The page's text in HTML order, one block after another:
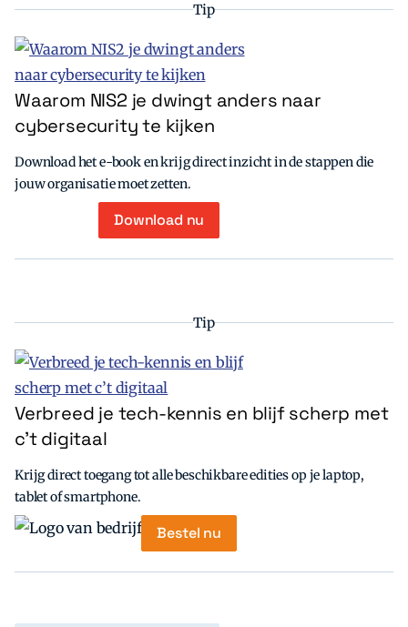
Tip
Waarom NIS2 je dwingt anders naar
cybersecurity te kijken
Download het e-book en krijg direct inzicht in de stappen die
jouw organisatie moet zetten.
Download nu
Tip
Verbreed je tech-kennis en blijf scherp met
c’t digitaal
Krijg direct toegang tot alle beschikbare edities op je laptop,
tablet of smartphone.
Bestel nu